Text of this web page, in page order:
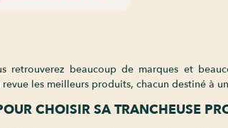
retrouverez beaucoup de marques et
les meilleurs produits, chacun destiné à
CHOISIR SA TRANCHEUSE